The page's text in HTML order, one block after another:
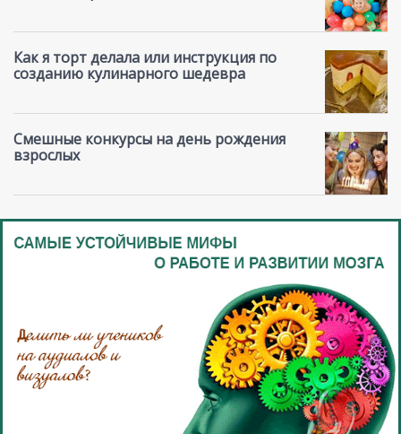
Как я торт делала или инструкция по
созданию кулинарного шедевра
Смешные конкурсы на день рождения
взрослых